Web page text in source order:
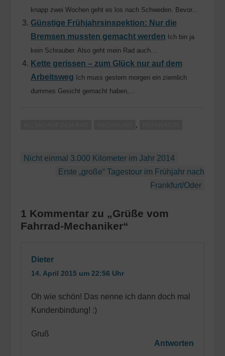
knapp zwei Wochen geht es los nach Schweden. Bevor...
Günstige Frühjahrsinspektion: Nur die
Bremsen mussten gemacht werden Ich bin ja
kein Schrauber. Also geht mein Rad auch...
Kette gerissen – zum Glück nur auf dem
Arbeitsweg Ich muss gestern morgen ein ziemlich
dummes Gesicht gemacht haben,...
,
Beitragsnavigation
Nicht einmal 3.000 Kilometer im Jahr 2014
Erste „große“ Tagestour im Frühjahr nach
Frankfurt/Oder
1 Kommentar zu „Grüße vom
Fahrrad-Mechaniker“
Dieter
14. April 2015 um 22:56 Uhr
Oh wie schön! Das nenne ich dann doch mal
Kundenbindung! :)
Gruß
Antworten